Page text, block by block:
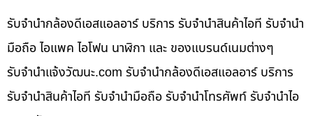
รับจำนำกล้องดีเอสแอลอาร์ บริการ รับจำนำสินค้าไอที รับจำนำ
มือถือ ไอแพค ไอโฟน นาฬิกา และ ของแบรนด์เนมต่างๆ
รับจํานําแจ้งวัฒนะ.com รับจำนำกล้องดีเอสแอลอาร์ บริการ
รับจำนำสินค้าไอที รับจำนำมือถือ รับจำนำโทรศัพท์ รับจำนำไอ